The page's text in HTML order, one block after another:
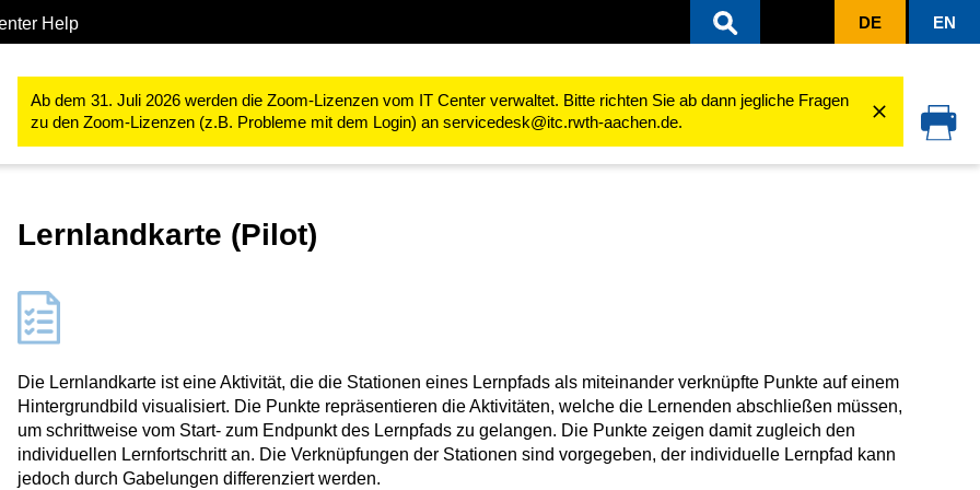
Help DE EN
Ab dem 31. Juli 2026 werden die Zoom-Lizenzen vom IT Center verwaltet. Bitte richten Sie ab dann jegliche Fragen
zu den Zoom-Lizenzen (z.B. Probleme mit dem Login) an servicedesk@itc.rwth-aachen.de.
Studium & Lehre RWTHmoodle Lehr- und Lernprozesse gestalten Aktivitäten nutzen Lernlandkarte
Lernlandkarte (Pilot)
Die Lernlandkarte ist eine Aktivität, die die Stationen eines Lernpfads als miteinander verknüpfte Punkte auf einem
Hintergrundbild visualisiert. Die Punkte repräsentieren die Aktivitäten, welche die Lernenden abschließen müssen,
um schrittweise vom Start- zum Endpunkt des Lernpfads zu gelangen. Die Punkte zeigen damit zugleich den
individuellen Lernfortschritt an. Die Verknüpfungen der Stationen sind vorgegeben, der individuelle Lernpfad kann
jedoch durch Gabelungen differenziert werden.